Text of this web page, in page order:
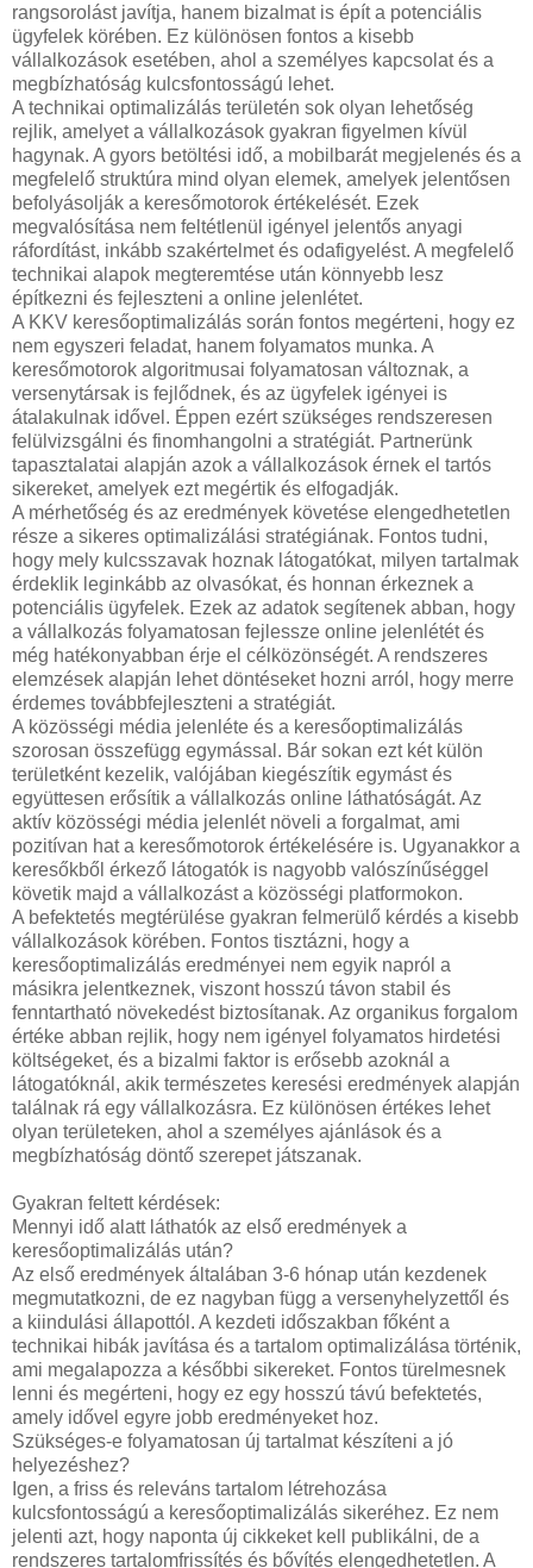
rangsorolást javítja, hanem bizalmat is épít a potenciális
ügyfelek körében. Ez különösen fontos a kisebb
vállalkozások esetében, ahol a személyes kapcsolat és a
megbízhatóság kulcsfontosságú lehet.
A technikai optimalizálás területén sok olyan lehetőség
rejlik, amelyet a vállalkozások gyakran figyelmen kívül
hagynak. A gyors betöltési idő, a mobilbarát megjelenés és a
megfelelő struktúra mind olyan elemek, amelyek jelentősen
befolyásolják a keresőmotorok értékelését. Ezek
megvalósítása nem feltétlenül igényel jelentős anyagi
ráfordítást, inkább szakértelmet és odafigyelést. A megfelelő
technikai alapok megteremtése után könnyebb lesz
építkezni és fejleszteni a online jelenlétet.
A KKV keresőoptimalizálás során fontos megérteni, hogy ez
nem egyszeri feladat, hanem folyamatos munka. A
keresőmotorok algoritmusai folyamatosan változnak, a
versenytársak is fejlődnek, és az ügyfelek igényei is
átalakulnak idővel. Éppen ezért szükséges rendszeresen
felülvizsgálni és finomhangolni a stratégiát. Partnerünk
tapasztalatai alapján azok a vállalkozások érnek el tartós
sikereket, amelyek ezt megértik és elfogadják.
A mérhetőség és az eredmények követése elengedhetetlen
része a sikeres optimalizálási stratégiának. Fontos tudni,
hogy mely kulcsszavak hoznak látogatókat, milyen tartalmak
érdeklik leginkább az olvasókat, és honnan érkeznek a
potenciális ügyfelek. Ezek az adatok segítenek abban, hogy
a vállalkozás folyamatosan fejlessze online jelenlétét és
még hatékonyabban érje el célközönségét. A rendszeres
elemzések alapján lehet döntéseket hozni arról, hogy merre
érdemes továbbfejleszteni a stratégiát.
A közösségi média jelenléte és a keresőoptimalizálás
szorosan összefügg egymással. Bár sokan ezt két külön
területként kezelik, valójában kiegészítik egymást és
együttesen erősítik a vállalkozás online láthatóságát. Az
aktív közösségi média jelenlét növeli a forgalmat, ami
pozitívan hat a keresőmotorok értékelésére is. Ugyanakkor a
keresőkből érkező látogatók is nagyobb valószínűséggel
követik majd a vállalkozást a közösségi platformokon.
A befektetés megtérülése gyakran felmerülő kérdés a kisebb
vállalkozások körében. Fontos tisztázni, hogy a
keresőoptimalizálás eredményei nem egyik napról a
másikra jelentkeznek, viszont hosszú távon stabil és
fenntartható növekedést biztosítanak. Az organikus forgalom
értéke abban rejlik, hogy nem igényel folyamatos hirdetési
költségeket, és a bizalmi faktor is erősebb azoknál a
látogatóknál, akik természetes keresési eredmények alapján
találnak rá egy vállalkozásra. Ez különösen értékes lehet
olyan területeken, ahol a személyes ajánlások és a
megbízhatóság döntő szerepet játszanak.
Gyakran feltett kérdések:
Mennyi idő alatt láthatók az első eredmények a
keresőoptimalizálás után?
Az első eredmények általában 3-6 hónap után kezdenek
megmutatkozni, de ez nagyban függ a versenyhelyzettől és
a kiindulási állapottól. A kezdeti időszakban főként a
technikai hibák javítása és a tartalom optimalizálása történik,
ami megalapozza a későbbi sikereket. Fontos türelmesnek
lenni és megérteni, hogy ez egy hosszú távú befektetés,
amely idővel egyre jobb eredményeket hoz.
Szükséges-e folyamatosan új tartalmat készíteni a jó
helyezéshez?
Igen, a friss és releváns tartalom létrehozása
kulcsfontosságú a keresőoptimalizálás sikeréhez. Ez nem
jelenti azt, hogy naponta új cikkeket kell publikálni, de a
rendszeres tartalomfrissítés és bővítés elengedhetetlen. A